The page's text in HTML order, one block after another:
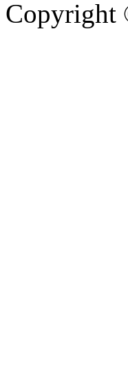
Copyright